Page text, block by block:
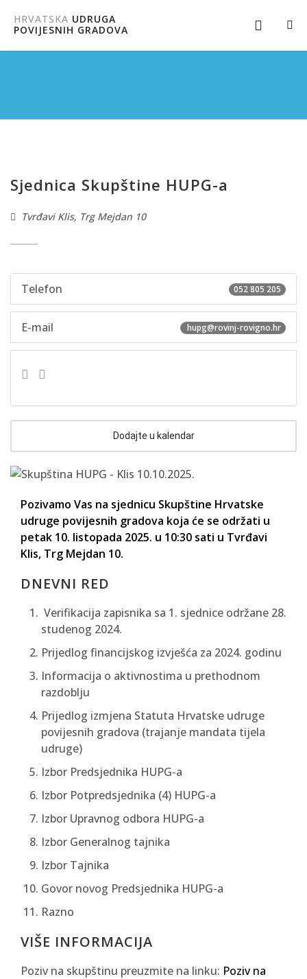
HRVATSKA UDRUGA
POVIJESNIH GRADOVA
Sjednica Skupštine HUPG-a
Tvrđavi Klis, Trg Mejdan 10
052 805 205
Telefon
hupg@rovinj-rovigno.hr
E-mail
Pozivamo Vas na sjednicu Skupštine Hrvatske
udruge povijesnih gradova koja će se održati u
petak 10. listopada 2025. u 10:30 sati u Tvrđavi
Klis, Trg Mejdan 10.
DNEVNI RED
Verifikacija zapisnika sa 1. sjednice održane 28.
studenog 2024.
Prijedlog financijskog izvješća za 2024. godinu
Informacija o aktivnostima u prethodnom
razdoblju
Prijedlog izmjena Statuta Hrvatske udruge
povijesnih gradova (trajanje mandata tijela
udruge)
Izbor Predsjednika HUPG-a
Izbor Potpredsjednika (4) HUPG-a
Izbor Upravnog odbora HUPG-a
Izbor Generalnog tajnika
Izbor Tajnika
Govor novog Predsjednika HUPG-a
Razno
VIŠE INFORMACIJA
Poziv na skupštinu preuzmite na linku: Poziv na